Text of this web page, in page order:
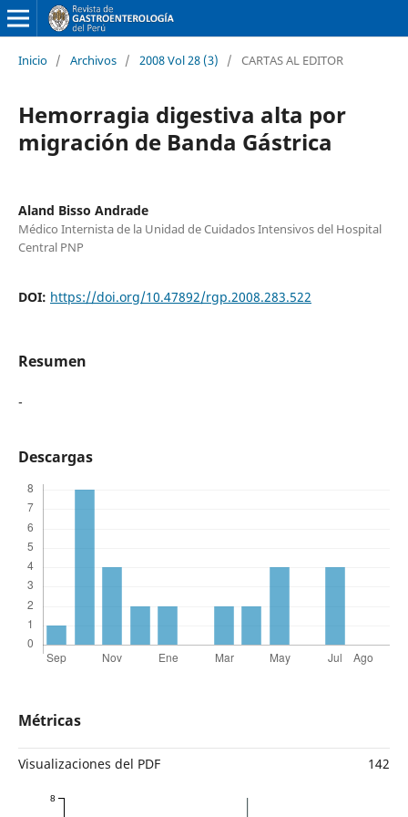
Inicio / Archivos / 2008 Vol 28 (3) / CARTAS AL EDITOR
Hemorragia digestiva alta por
migración de Banda Gástrica
Aland Bisso Andrade
Médico Internista de la Unidad de Cuidados Intensivos del Hospital
Central PNP
DOI: https://doi.org/10.47892/rgp.2008.283.522
Resumen
-
Descargas
Métricas
Visualizaciones del PDF 142
8